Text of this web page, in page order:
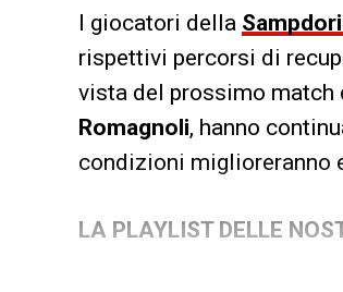
I giocatori della
rispettivi percorsi di
vista del prossimo match
Romagnoli, hanno
condizioni miglioreranno
LA PLAYLIST DELLE